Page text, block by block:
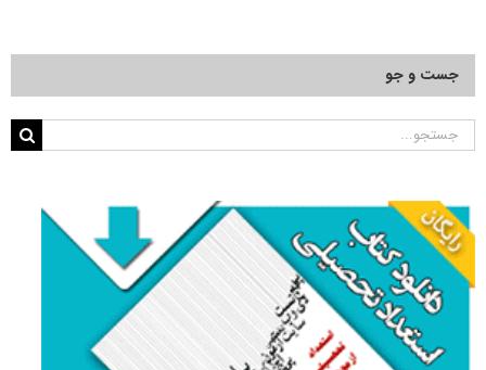
جست و جو
جستجو